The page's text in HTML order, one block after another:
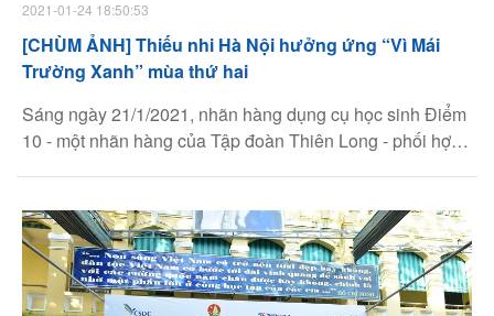
2021-01-24 18:50:53
[CHÙM ẢNH] Thiếu nhi Hà Nội hưởng ứng “Vì Mái
Trường Xanh” mùa thứ hai
Sáng ngày 21/1/2021, nhãn hàng dụng cụ học sinh Điểm
10 - một nhãn hàng của Tập đoàn Thiên Long - phối hợp
2020 – 2021). Chương trình có sự tham gia của hơn 600
học sinh của Trường tiểu học Dịch Vọng A.